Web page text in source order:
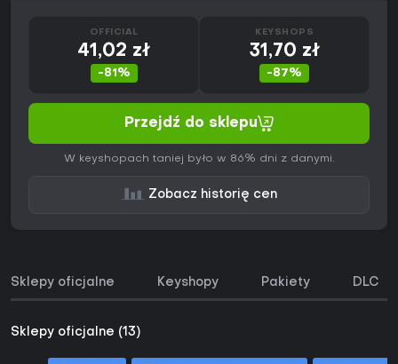
OFFICIAL
41,02 zł
-81%
KEYSHOPS
31,70 zł
-87%
Przejdź do sklepu
W keyshopach taniej było w 86% dni z danymi.
Zobacz historię cen
Sklepy oficjalne Keyshopy Pakiety DLC
Sklepy oficjalne (13)